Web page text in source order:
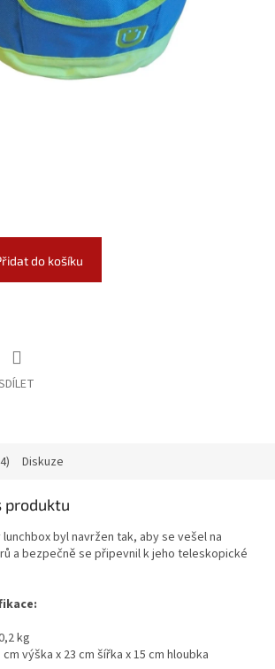
do košíku
Diskuze
produktu
byl navržen tak, aby se vešel na
a bezpečně se připevnil k jeho teleskopické
kg
výška x 23 cm šířka x 15 cm hloubka